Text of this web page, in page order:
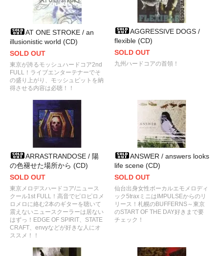
AT ONE STROKE / an
illusionistic world (CD)
SOLD OUT
東京が誇るモッシュハードコア2nd
FULL！ライブエンターテナーでそ
の盛り上がり、モッシュピットを納
得させる内容は必聴！！
AGGRESSIVE DOGS /
flexible (CD)
SOLD OUT
九州ハードコアの首領！
ARRASTRANDOSE / 陽
の色褪せた場所から (CD)
SOLD OUT
東京メロデスハードコア/ニュース
クール1st FULL！高音でピロピロメ
ロメロに絡む2本のギターを聴いて
震えないニュースクーラーは居ない
はずっ！EDGE OF SPIRIT、STATE
CRAFT、envyなどが好きな人にオ
ススメ！！
ANSWER / answers looks
life scene (CD)
SOLD OUT
仙台出身女性ボーカルエモメロディ
ック5traxミニはIMPULSEからのリ
リース！札幌のBUFFERNS～東京
のSTART OF THE DAY好きまで要
チェック！